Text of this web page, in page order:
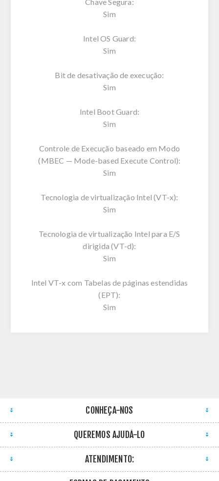
Sim
Intel OS Guard:
Sim
Bit de desativação de execução:
Sim
Intel Boot Guard:
Sim
Controle de Execução baseado em Modo
(MBEC — Mode-based Execute Control):
Sim
Tecnologia de virtualização Intel (VT-x):
Sim
Tecnologia de virtualização Intel para E/S
dirigida (VT-d):
Sim
Intel VT-x com Tabelas de páginas estendidas
(EPT):
Sim
CONHEÇA-NOS
QUEREMOS AJUDÁ-LO
ATENDIMENTO: